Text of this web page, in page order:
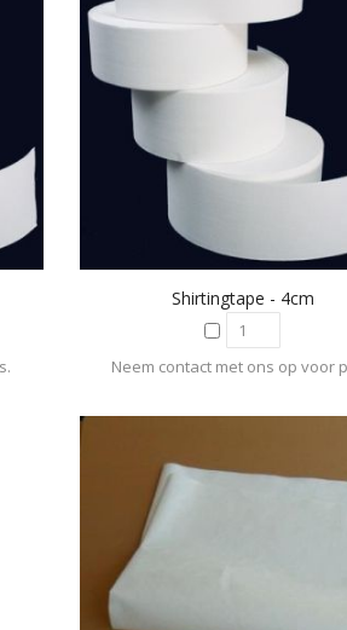
Shirtingtape - 4cm
Neem contact met ons op voor